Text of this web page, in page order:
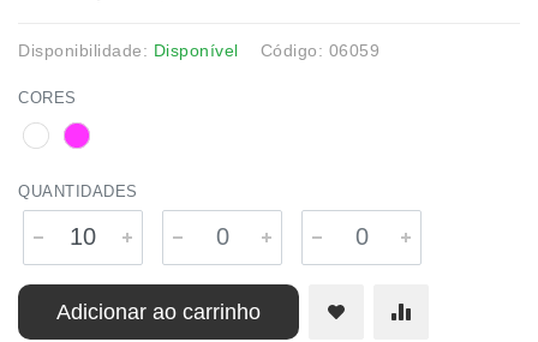
Disponibilidade: Disponível Código: 06059
CORES
QUANTIDADES
Adicionar ao carrinho